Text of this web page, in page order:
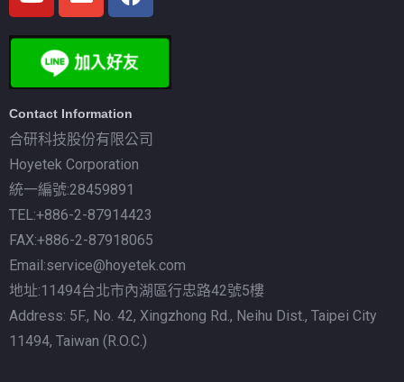
Contact Information
合研科技股份有限公司
Hoyetek Corporation
統一編號:28459891
TEL:+886-2-87914423
FAX:+886-2-87918065
Email:service@hoyetek.com
地址:11494台北市內湖區行忠路42號5樓
Address: 5F., No. 42, Xingzhong Rd., Neihu Dist., Taipei City
11494, Taiwan (R.O.C.)